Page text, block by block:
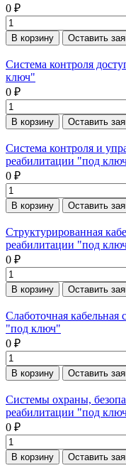
0 ₽
В корзину Оставить
Система контроля
ключ"
0 ₽
В корзину Оставить
Система контроля и
реабилитации "под
0 ₽
В корзину Оставить
Структурированная
реабилитации "под
0 ₽
В корзину Оставить
Слаботочная кабельная
"под ключ"
0 ₽
В корзину Оставить
Системы охраны,
реабилитации "под
0 ₽
В корзину Оставить